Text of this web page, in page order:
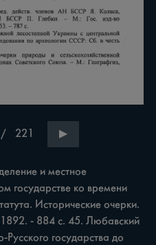
/ 221 ▶
и местное
государстве ко времени
Исторические очерки.
- 884 с. 45. Любавский
государства до